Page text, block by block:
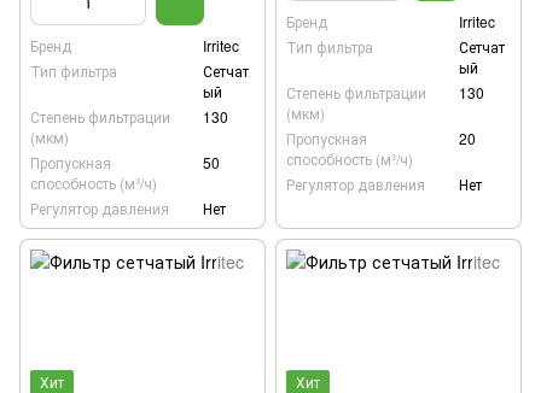
Бренд
Irritec
Тип фильтра
Сетчат
ый
Степень фильтрации
(мкм)
130
Пропускная
способность (м³/ч)
50
Регулятор давления Нет
Бренд
Irritec
Тип фильтра
Сетчат
ый
Степень фильтрации
(мкм)
130
Пропускная
способность (м³/ч)
20
Регулятор давления Нет
Хит
Хит